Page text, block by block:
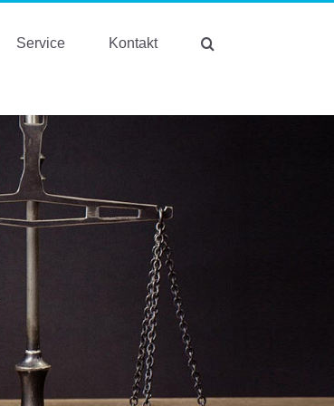
Service Kontakt